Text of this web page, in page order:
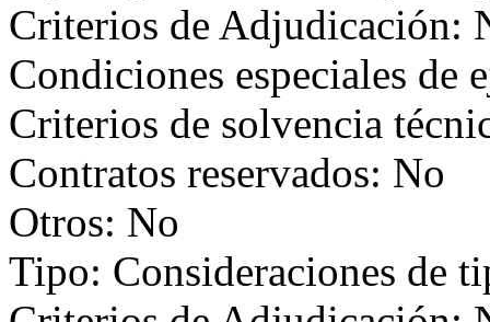
Criterios de Adjudicación:
Condiciones especiales de
Criterios de solvencia
Contratos reservados: No
Otros: No
Tipo: Consideraciones de